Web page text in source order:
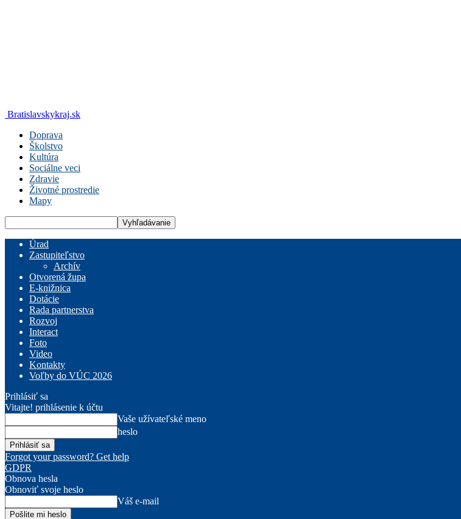
Bratislavskykraj.sk
Doprava
Školstvo
Kultúra
Sociálne veci
Zdravie
Životné prostredie
Mapy
Úrad
Zastupiteľstvo
Archív
Otvorená župa
E-knižnica
Dotácie
Rada partnerstva
Rozvoj
Interact
Foto
Video
Kontakty
Voľby do VÚC 2026
Prihlásiť sa
Vitajte! prihlásenie k účtu
Vaše užívateľské meno
heslo
Forgot your password? Get help
GDPR
Obnova hesla
Obnoviť svoje heslo
Váš e-mail